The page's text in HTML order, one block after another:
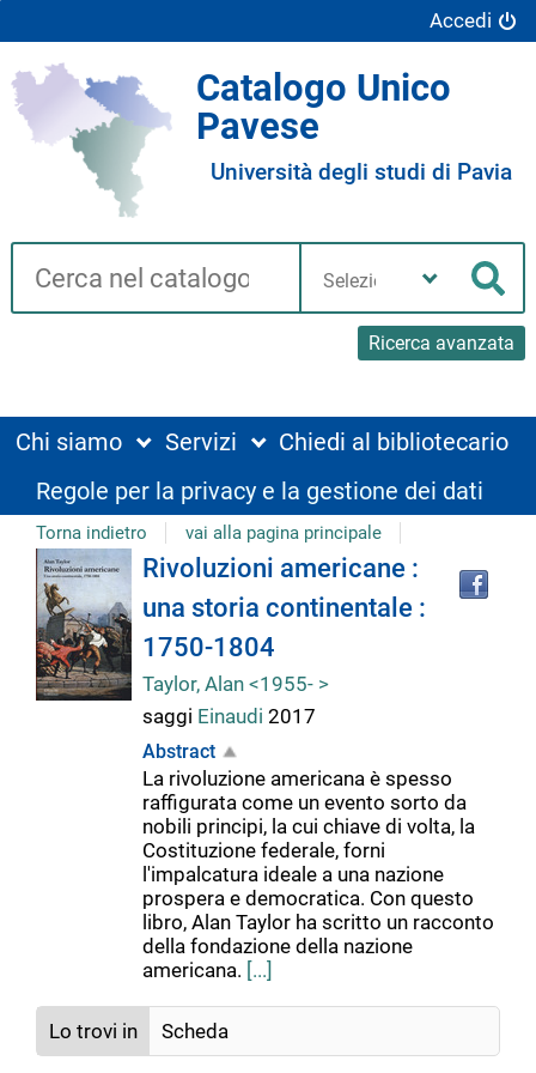
Accedi
Catalogo Unico
Pavese
Università degli studi di Pavia
Cerca su "Catalogo"
Ricerca avanzata
biblioteca
Chi siamo Servizi
Chiedi al bibliotecario
Regole per la privacy e la gestione dei dati
Torna indietro vai alla pagina principale
Dettaglio
del
documento
Rivoluzioni americane :
una storia continentale :
1750-1804
Taylor, Alan <1955- >
saggi Einaudi 2017
Abstract
La rivoluzione americana è spesso
raffigurata come un evento sorto da
nobili principi, la cui chiave di volta, la
Costituzione federale, forni
l'impalcatura ideale a una nazione
prospera e democratica. Con questo
libro, Alan Taylor ha scritto un racconto
della fondazione della nazione
americana. [...]
Lo trovi in Scheda